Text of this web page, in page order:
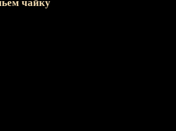
чайку